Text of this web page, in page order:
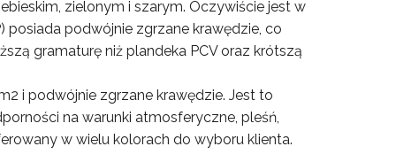
zielonym i szarym. Oczywiście jest w
posiada podwójnie zgrzane krawędzie, co
gramaturę niż plandeka PCV oraz krótszą
i podwójnie zgrzane krawędzie. Jest to
na warunki atmosferyczne, pleśń,
w wielu kolorach do wyboru klienta.